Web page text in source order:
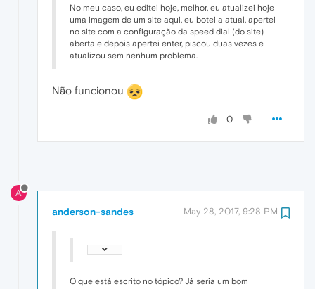
No meu caso, eu editei hoje, melhor, eu atualizei hoje
uma imagem de um site aqui, eu botei a atual, apertei
no site com a configuração da speed dial (do site)
aberta e depois apertei enter, piscou duas vezes e
atualizou sem nenhum problema.
Não funcionou
0
A
anderson-sandes May 28, 2017, 9:28 PM
O que está escrito no tópico? Já seria um bom